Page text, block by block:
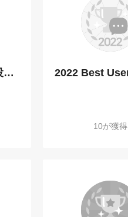
2022 Best User - 投稿部門
10が獲得